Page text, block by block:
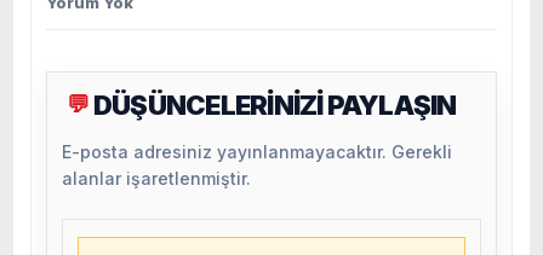
💬 DÜŞÜNCELERİNİZİ PAYLAŞIN
E-posta adresiniz yayınlanmayacaktır. Gerekli
alanlar işaretlenmiştir.